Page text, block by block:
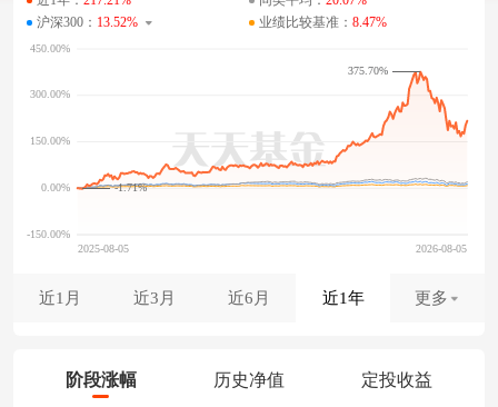
沪深300： 13.52% 业绩比较基准： 8.47%
-1.71%
375.70%
近1月 近3月 近6月 近1年 更多
阶段涨幅 历史净值 定投收益